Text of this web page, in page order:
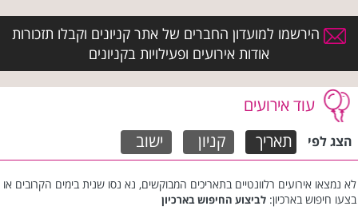
הירשמו למועדון החברים של אתר קניונים וקבלו תזכורות
אודות אירועים ופעילויות בקניונים
עוד אירועים
הצג לפי תאריך קניון ישוב
לא נמצאו אירועים רלוונטיים בתאריכים המבוקשים, נא נסו שנית בימים הקרובים או
בצעו חיפוש בארכיון: לביצוע החיפוש בארכיון